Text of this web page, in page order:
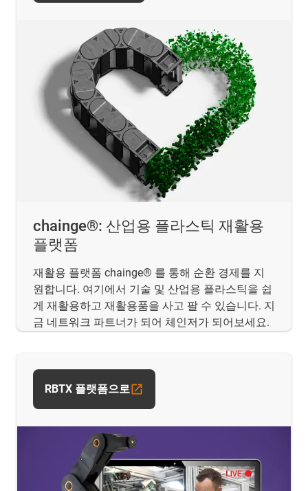
chainge®: 산업용 플라스틱 재활용
플랫폼
재활용 플랫폼 chainge® 를 통해 순환 경제를 지
원합니다. 여기에서 기술 및 산업용 플라스틱을 쉽
게 재활용하고 재활용품을 사고 팔 수 있습니다. 지
금 네트워크 파트너가 되어 체인저가 되어보세요.
RBTX 플랫폼으로